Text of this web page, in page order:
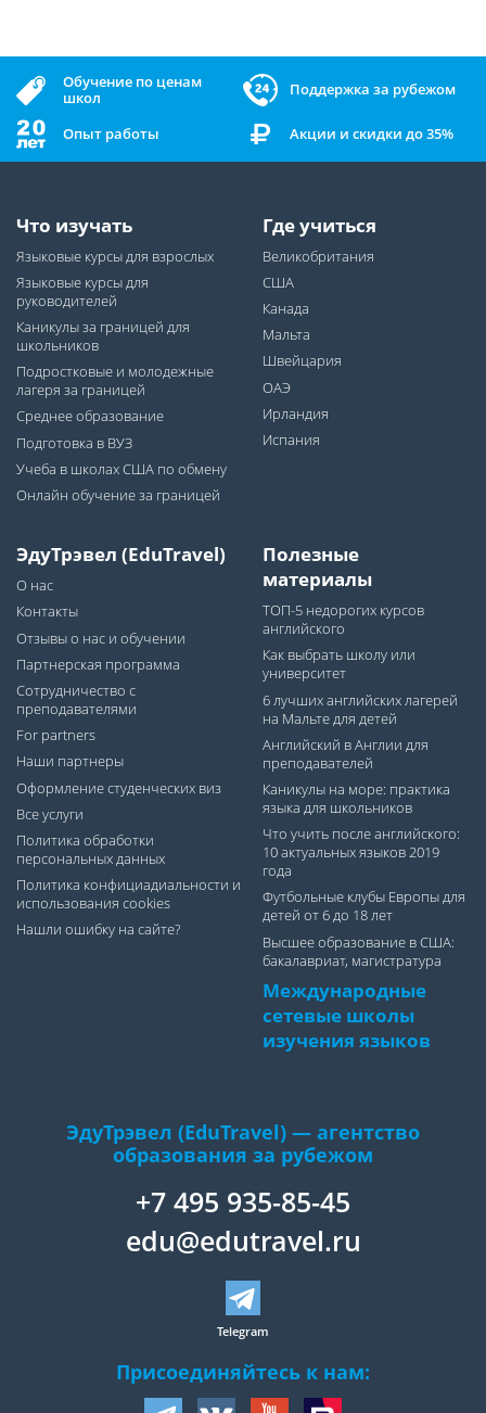
Обучение по ценам
школ
Поддержка за рубежом
Опыт работы Акции и скидки до 35%
Что изучать
Языковые курсы для взрослых
Языковые курсы для
руководителей
Каникулы за границей для
школьников
Подростковые и молодежные
лагеря за границей
Среднее образование
Подготовка в ВУЗ
Учеба в школах США по обмену
Онлайн обучение за границей
Где учиться
Великобритания
США
Канада
Мальта
Швейцария
ОАЭ
Ирландия
Испания
ЭдуТрэвел (EduTravel)
О нас
Контакты
Отзывы о нас и обучении
Партнерская программа
Сотрудничество с
преподавателями
For partners
Наши партнеры
Оформление студенческих виз
Все услуги
Политика обработки
персональных данных
Политика конфициадиальности и
использования cookies
Нашли ошибку на сайте?
Полезные
материалы
ТОП-5 недорогих курсов
английского
Как выбрать школу или
университет
6 лучших английских лагерей
на Мальте для детей
Английский в Англии для
преподавателей
Каникулы на море: практика
языка для школьников
Что учить после английского:
10 актуальных языков 2019
года
Футбольные клубы Европы для
детей от 6 до 18 лет
Высшее образование в США:
бакалавриат, магистратура
Международные
сетевые школы
изучения языков
ЭдуТрэвел (EduTravel) — агентство
образования за рубежом
+7 495 935-85-45
edu@edutravel.ru
Telegram
Присоединяйтесь к нам: